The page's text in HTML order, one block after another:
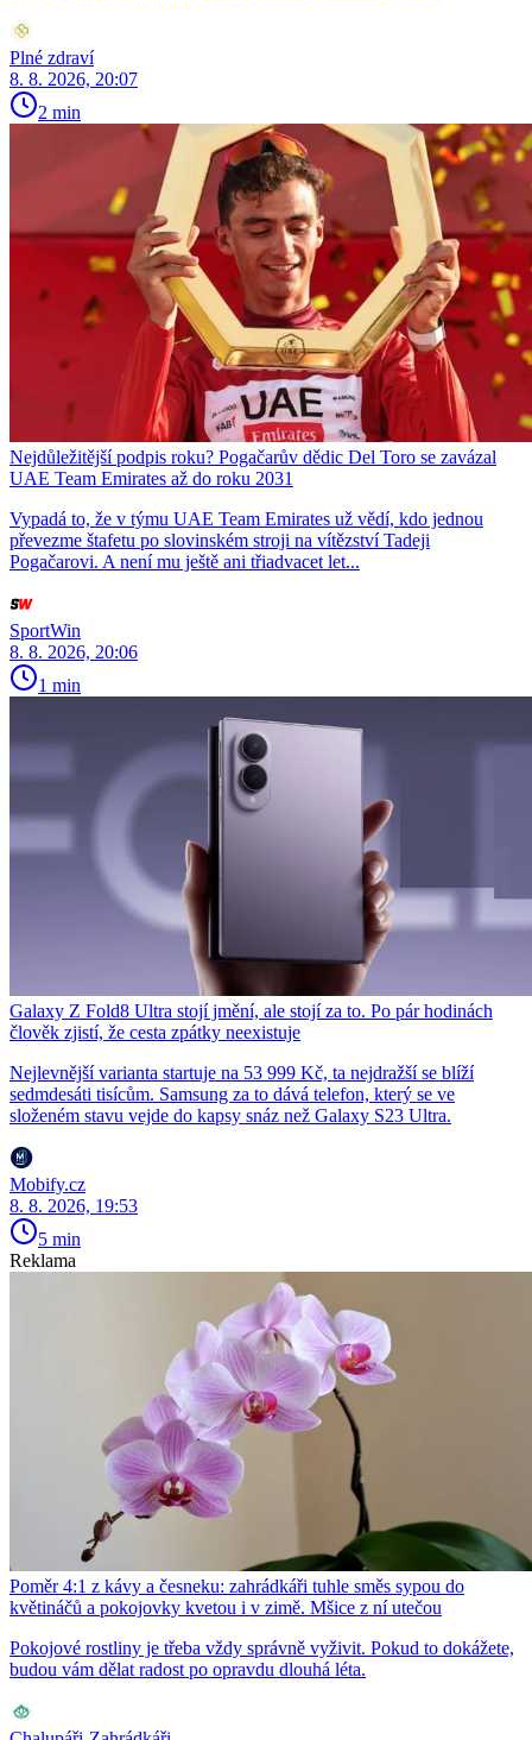
Plné zdraví
8. 8. 2026, 20:07
2 min
Nejdůležitější podpis roku? Pogačarův dědic Del Toro se zavázal
UAE Team Emirates až do roku 2031
Vypadá to, že v týmu UAE Team Emirates už vědí, kdo jednou
převezme štafetu po slovinském stroji na vítězství Tadeji
Pogačarovi. A není mu ještě ani třiadvacet let...
SportWin
8. 8. 2026, 20:06
1 min
Galaxy Z Fold8 Ultra stojí jmění, ale stojí za to. Po pár hodinách
člověk zjistí, že cesta zpátky neexistuje
Nejlevnější varianta startuje na 53 999 Kč, ta nejdražší se blíží
sedmdesáti tisícům. Samsung za to dává telefon, který se ve
složeném stavu vejde do kapsy snáz než Galaxy S23 Ultra.
Mobify.cz
8. 8. 2026, 19:53
5 min
Reklama
Poměr 4:1 z kávy a česneku: zahrádkáři tuhle směs sypou do
květináčů a pokojovky kvetou i v zimě. Mšice z ní utečou
Pokojové rostliny je třeba vždy správně vyživit. Pokud to dokážete,
budou vám dělat radost po opravdu dlouhá léta.